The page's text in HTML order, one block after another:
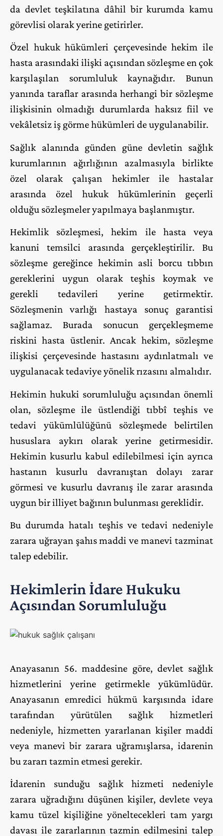
da devlet teşkilatına dâhil bir kurumda kamu
görevlisi olarak yerine getirirler.
Özel hukuk hükümleri çerçevesinde hekim ile
hasta arasındaki ilişki açısından sözleşme en çok
karşılaşılan sorumluluk kaynağıdır. Bunun
yanında taraflar arasında herhangi bir sözleşme
ilişkisinin olmadığı durumlarda haksız fiil ve
vekâletsiz iş görme hükümleri de uygulanabilir.
Sağlık alanında günden güne devletin sağlık
kurumlarının ağırlığının azalmasıyla birlikte
özel olarak çalışan hekimler ile hastalar
arasında özel hukuk hükümlerinin geçerli
olduğu sözleşmeler yapılmaya başlanmıştır.
Hekimlik sözleşmesi, hekim ile hasta veya
kanuni temsilci arasında gerçekleştirilir. Bu
sözleşme gereğince hekimin asli borcu tıbbın
gereklerini uygun olarak teşhis koymak ve
gerekli tedavileri yerine getirmektir.
Sözleşmenin varlığı hastaya sonuç garantisi
sağlamaz. Burada sonucun gerçekleşmeme
riskini hasta üstlenir. Ancak hekim, sözleşme
ilişkisi çerçevesinde hastasını aydınlatmalı ve
uygulanacak tedaviye yönelik rızasını almalıdır.
Hekimin hukuki sorumluluğu açısından önemli
olan, sözleşme ile üstlendiği tıbbî teşhis ve
tedavi yükümlülüğünü sözleşmede belirtilen
hususlara aykırı olarak yerine getirmesidir.
Hekimin kusurlu kabul edilebilmesi için ayrıca
hastanın kusurlu davranıştan dolayı zarar
görmesi ve kusurlu davranış ile zarar arasında
uygun bir illiyet bağının bulunması gereklidir.
Bu durumda hatalı teşhis ve tedavi nedeniyle
zarara uğrayan şahıs maddi ve manevi tazminat
talep edebilir.
Hekimlerin İdare Hukuku
Açısından Sorumluluğu
Anayasanın 56. maddesine göre, devlet sağlık
hizmetlerini yerine getirmekle yükümlüdür.
Anayasanın emredici hükmü karşısında idare
tarafından yürütülen sağlık hizmetleri
nedeniyle, hizmetten yararlanan kişiler maddi
veya manevi bir zarara uğramışlarsa, idarenin
bu zararı tazmin etmesi gerekir.
İdarenin sunduğu sağlık hizmeti nedeniyle
zarara uğradığını düşünen kişiler, devlete veya
kamu tüzel kişiliğine yöneltecekleri tam yargı
davası ile zararlarının tazmin edilmesini talep